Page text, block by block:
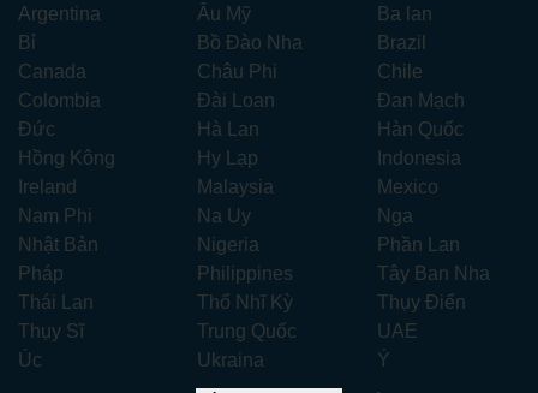
Argentina
Âu Mỹ
Ba lan
Bỉ
Bồ Đào Nha
Brazil
Canada
Châu Phi
Chile
Colombia
Đài Loan
Đan Mạch
Đức
Hà Lan
Hàn Quốc
Hồng Kông
Hy Lạp
Indonesia
Ireland
Malaysia
Mexico
Nam Phi
Na Uy
Nga
Nhật Bản
Nigeria
Phần Lan
Pháp
Philippines
Tây Ban Nha
Thái Lan
Thổ Nhĩ Kỳ
Thụy Điển
Thụy Sĩ
Trung Quốc
UAE
Úc
Ukraina Ý